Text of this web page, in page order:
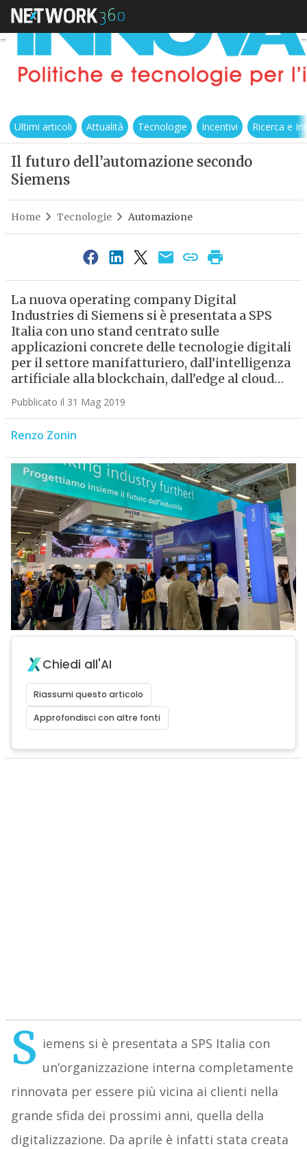
Ultimi articoli Attualità Tecnologie Incentivi Ricerca e
Il futuro dell’automazione secondo
Siemens
Home Tecnologie Automazione
La nuova operating company Digital
Industries di Siemens si è presentata a SPS
Italia con uno stand centrato sulle
applicazioni concrete delle tecnologie digitali
per il settore manifatturiero, dall’intelligenza
artificiale alla blockchain, dall’edge al cloud…
Pubblicato il 31 Mag 2019
Renzo Zonin
Chiedi all'AI
Riassumi questo articolo
Approfondisci con altre fonti
S iemens si è presentata a SPS Italia con
un’organizzazione interna completamente
rinnovata per essere più vicina ai clienti nella
grande sfida dei prossimi anni, quella della
digitalizzazione. Da aprile è infatti stata creata